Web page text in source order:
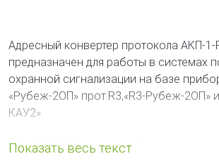
Адресный конвертер протокола АКП-1-
предназначен для работы в системах
охранной сигнализации на базе
«Рубеж-2ОП» прот.R3,«R3-Рубеж-2ОП»
КАУ2».
Сам АКП-1-R3 в адресной линии связи